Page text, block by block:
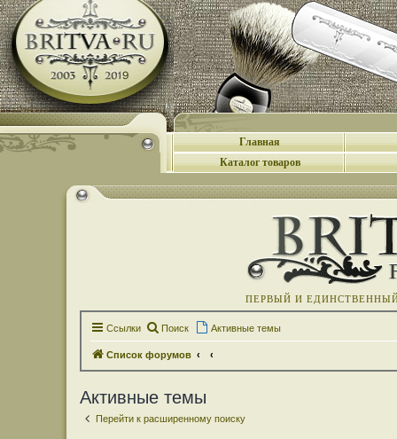
Главная
Каталог товаров
ПЕРВЫЙ И
Ссылки Поиск Активные темы
Список форумов
Активные темы
Перейти к расширенному поиску